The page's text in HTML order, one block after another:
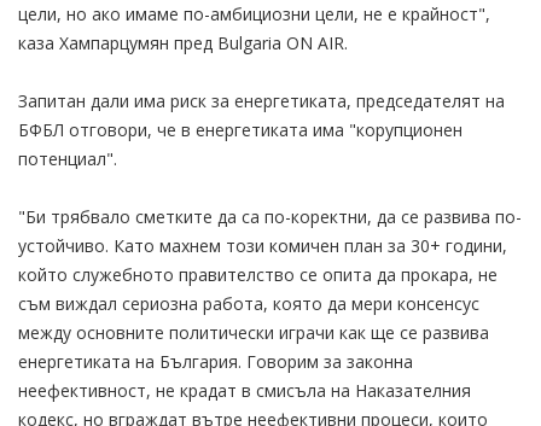
цели, но ако имаме по-амбициозни цели, не е крайност",
каза Хампарцумян пред Bulgaria ON AIR.
Запитан дали има риск за енергетиката, председателят на
БФБЛ отговори, че в енергетиката има "корупционен
потенциал".
"Би трябвало сметките да са по-коректни, да се развива по-
устойчиво. Като махнем този комичен план за 30+ години,
който служебното правителство се опита да прокара, не
съм виждал сериозна работа, която да мери консенсус
между основните политически играчи как ще се развива
енергетиката на България. Говорим за законна
неефективност, не крадат в смисъла на Наказателния
кодекс, но вграждат вътре неефективни процеси, които